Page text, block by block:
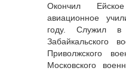
Окончил
авиационное
году. Служил в
Забайкальского
Приволжского
Московского